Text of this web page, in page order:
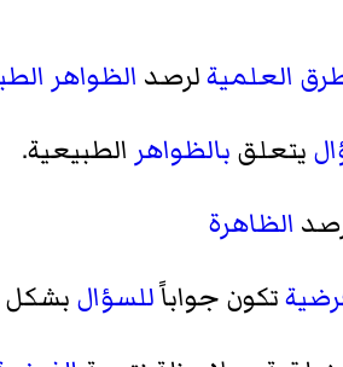
العلميةلرصد الظواهر
يتعلق بالظواهر الطبيعية.
الظاهرة
تكون جواباًللسؤال بشكل